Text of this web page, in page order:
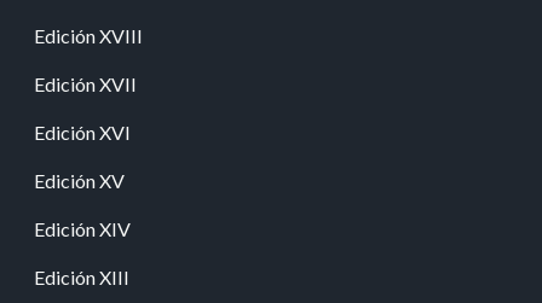
Edición XVIII
Edición XVII
Edición XVI
Edición XV
Edición XIV
Edición XIII